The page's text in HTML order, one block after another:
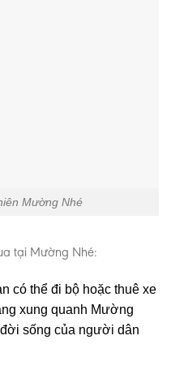
Mường Nhé
tại Mường Nhé:
có thể đi bộ hoặc thuê xe
xung quanh Mường
sống của người dân